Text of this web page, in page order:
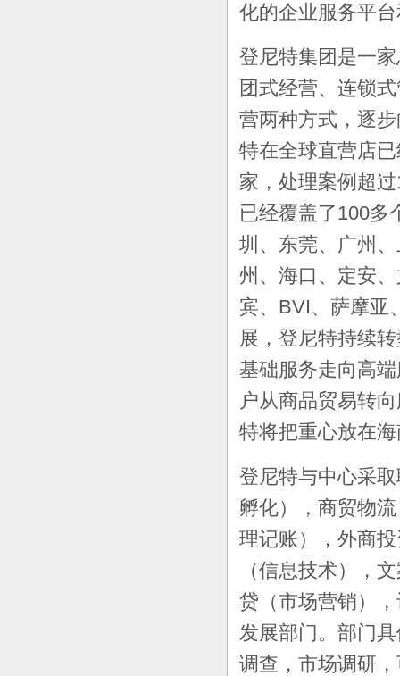
化的企业服务平
登尼特集团是一
团式经营、连锁
营两种方式，逐
特在全球直营店
家，处理案例超过
已经覆盖了100多
圳、东莞、广州
州、海口、定安
宾、 BVI、萨摩亚
展，登尼特持续
基础服务走向高
户从商品贸易转
特将把重心放在
登尼特与中心采
孵化），商贸物
理记账），外商
（信息技术），
贷（市场营销）
发展部门。部门
调查，市场调研